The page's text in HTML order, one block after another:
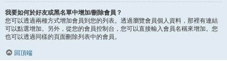
我要如何於好友或黑名單中增加/刪除會員？
您可以透過兩種方式增加會員到您的列表。透過瀏覽會員個人資料，那裡有連結
可以點選增加。另外，從您的會員控制台，您可以直接輸入會員名稱來增加。您
也可以透過同樣的頁面刪除列表中的會員。
回頂端